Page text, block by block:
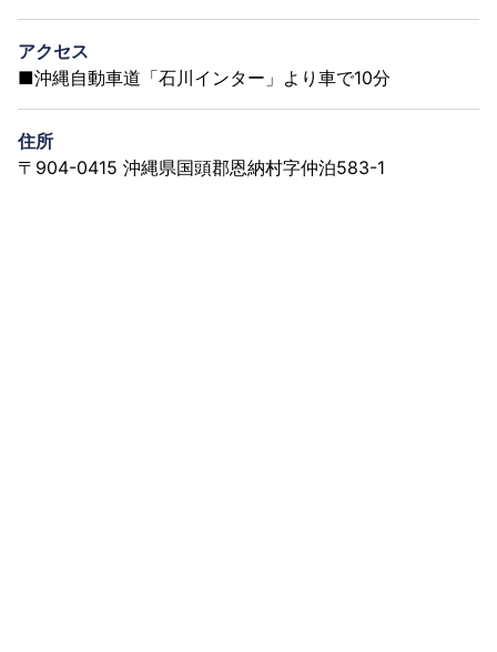
アクセス
■沖縄自動車道「石川インター」より車で10分
住所
〒904-0415 沖縄県国頭郡恩納村字仲泊583-1